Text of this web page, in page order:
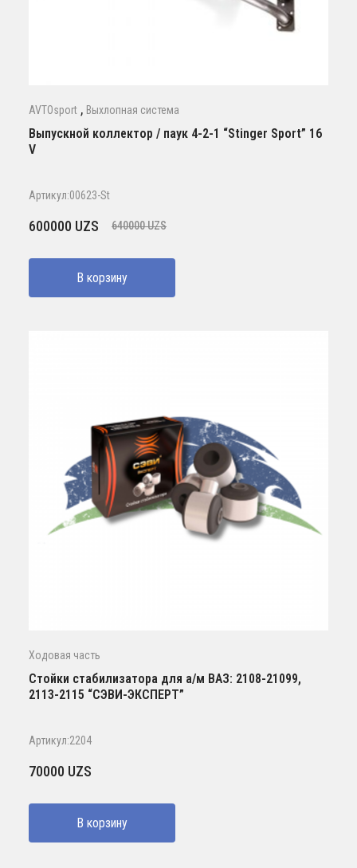
AVTOsport , Выхлопная система
Выпускной коллектор / паук 4-2-1 “Stinger Sport” 16
V
Артикул:00623-St
640000UZS
Первоначальная
составляла
640000 UZS.
600000 UZS
Текущая
600000 UZS.
В корзину
Ходовая часть
Стойки стабилизатора для а/м ВАЗ: 2108-21099,
2113-2115 “СЭВИ-ЭКСПЕРТ”
Артикул:2204
70000 UZS
В корзину